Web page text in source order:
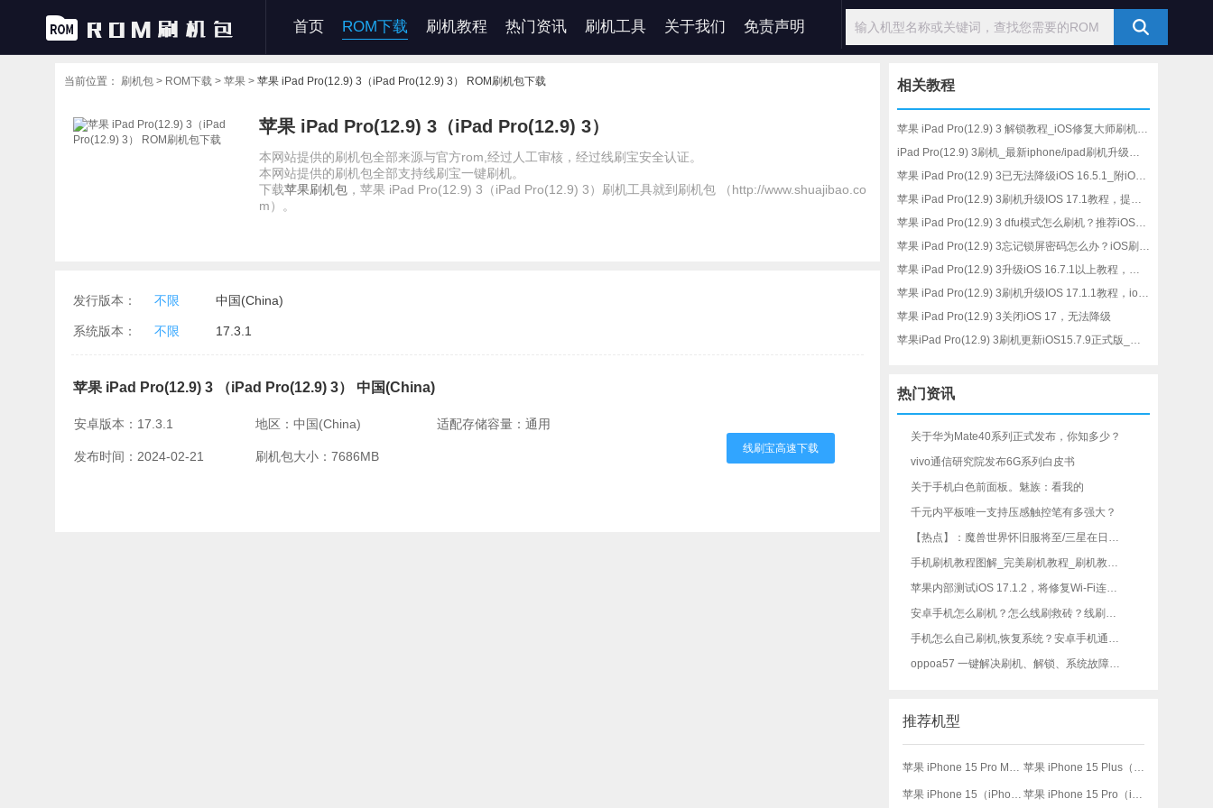
首页 ROM下载 刷机教程 热门资讯 刷机工具 关于我们 免责声明
当前位置： 刷机包 > ROM下载 > 苹果 > 苹果 iPad Pro(12.9) 3（iPad Pro(12.9) 3） ROM刷机包下载
苹果 iPad Pro(12.9) 3（iPad Pro(12.9) 3）
本网站提供的刷机包全部来源与官方rom,经过人工审核，经过线刷宝安全认证。
本网站提供的刷机包全部支持线刷宝一键刷机。
下载苹果刷机包 ，苹果 iPad Pro(12.9) 3（iPad Pro(12.9) 3）刷机工具就到刷机包 （http://www.shuajibao.co
m）。
发行版本： 不限 中国(China)
系统版本： 不限 17.3.1
苹果 iPad Pro(12.9) 3 （iPad Pro(12.9) 3） 中国(China)
安卓版本：17.3.1
发布时间：2024-02-21
地区：中国(China)
刷机包大小：7686MB
适配存储容量：通用
线刷宝高速下载
相关教程
苹果 iPad Pro(12.9) 3 解锁教程_iOS修复大师刷机工具
iPad Pro(12.9) 3刷机_最新iphone/ipad刷机升级修复教程
苹果 iPad Pro(12.9) 3已无法降级iOS 16.5.1_附iOS升级教程
苹果 iPad Pro(12.9) 3刷机升级IOS 17.1教程，提升手机续航
苹果 iPad Pro(12.9) 3 dfu模式怎么刷机？推荐iOS修复大师
苹果 iPad Pro(12.9) 3忘记锁屏密码怎么办？iOS刷机解锁方法
苹果 iPad Pro(12.9) 3升级iOS 16.7.1以上教程，修复手机安全性
苹果 iPad Pro(12.9) 3刷机升级IOS 17.1.1教程，ios升级修复教程
苹果 iPad Pro(12.9) 3关闭iOS 17，无法降级
苹果iPad Pro(12.9) 3刷机更新iOS15.7.9正式版_苹果升级教程
热门资讯
关于华为Mate40系列正式发布，你知多少？
vivo通信研究院发布6G系列白皮书
关于手机白色前面板。魅族：看我的
千元内平板唯一支持压感触控笔有多强大？
【热点】：魔兽世界怀旧服将至/三星在日本手机市场创新高
手机刷机教程图解_完美刷机教程_刷机教程视频_手机线刷教程_安卓通用刷机教程
苹果内部测试iOS 17.1.2，将修复Wi-Fi连接等问题-iOS修复大师资讯
安卓手机怎么刷机？怎么线刷救砖？线刷宝一键刷机工具教程
手机怎么自己刷机,恢复系统？安卓手机通用刷机教程，刷机必看！
oppoa57 一键解决刷机、解锁、系统故障各种问题完整教程
推荐机型
苹果 iPhone 15 Pro Max（iPhone 15 Pro Max）) 苹果 iPhone 15 Plus（iPhone 15 Plus）)
苹果 iPhone 15（iPhone 15）) 苹果 iPhone 15 Pro（iPhone 15 Pro）)